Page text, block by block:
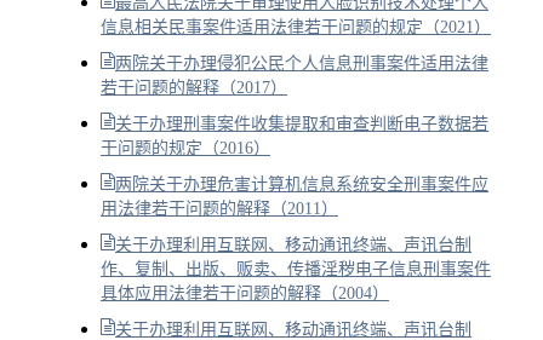
信息相关民事案件适用法律若干问题的规定（2021）
两院关于办理侵犯公民个人信息刑事案件适用法律
若干问题的解释（2017）
关于办理刑事案件收集提取和审查判断电子数据若
干问题的规定（2016）
两院关于办理危害计算机信息系统安全刑事案件应
用法律若干问题的解释（2011）
关于办理利用互联网、移动通讯终端、声讯台制
作、复制、出版、贩卖、传播淫秽电子信息刑事案件
具体应用法律若干问题的解释（2004）
关于办理利用互联网、移动通讯终端、声讯台制